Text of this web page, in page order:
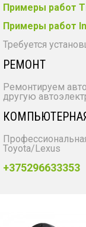
Примеры работ
Примеры работ
Требуется
РЕМОНТ
Ремонтируем
другую
Toyota/Lexus
+375296633353